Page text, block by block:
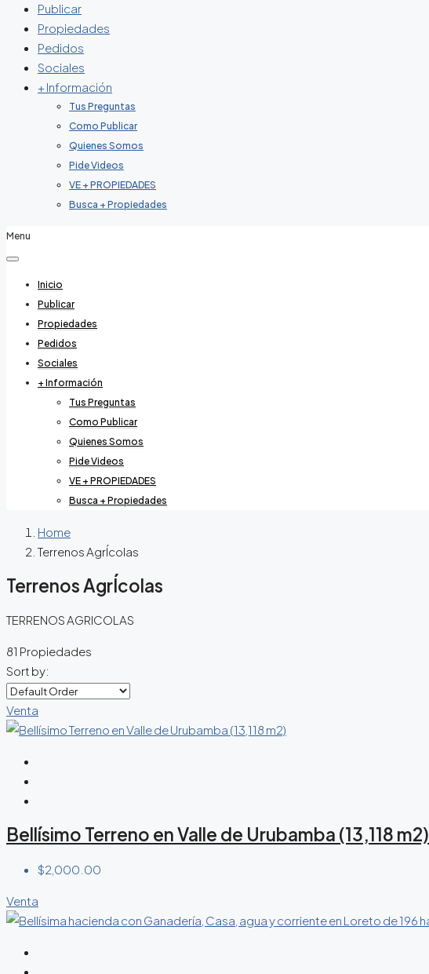
Publicar
Propiedades
Pedidos
Sociales
+ Información
Tus Preguntas
Como Publicar
Quienes Somos
Pide Videos
VE + PROPIEDADES
Busca + Propiedades
Menu
Inicio
Publicar
Propiedades
Pedidos
Sociales
+ Información
Tus Preguntas
Como Publicar
Quienes Somos
Pide Videos
VE + PROPIEDADES
Busca + Propiedades
Home
Terrenos AgrÍcolas
Terrenos AgrÍcolas
TERRENOS AGRICOLAS
81 Propiedades
Sort by:
Venta
Bellísimo Terreno en Valle de Urubamba (13,118 m2)
$2,000.00
Venta